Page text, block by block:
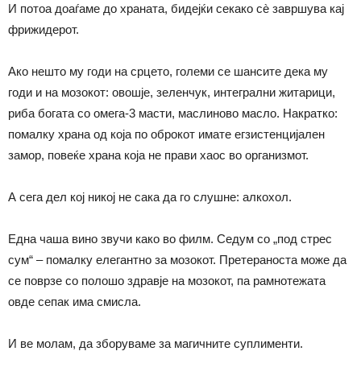
И потоа доаѓаме до храната, бидејќи секако сè завршува кај
фрижидерот.
Ако нешто му годи на срцето, големи се шансите дека му
годи и на мозокот: овошје, зеленчук, интегрални житарици,
риба богата со омега-3 масти, маслиново масло. Накратко:
помалку храна од која по оброкот имате егзистенцијален
замор, повеќе храна која не прави хаос во организмот.
А сега дел кој никој не сака да го слушне: алкохол.
Една чаша вино звучи како во филм. Седум со „под стрес
сум“ – помалку елегантно за мозокот. Претераноста може да
се поврзе со полошо здравје на мозокот, па рамнотежата
овде сепак има смисла.
И ве молам, да зборуваме за магичните суплименти.